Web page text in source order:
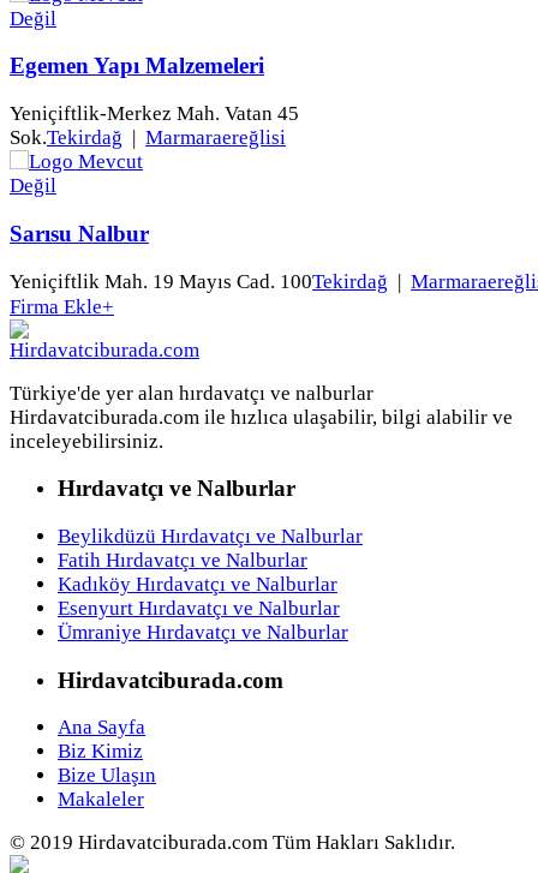
Egemen Yapı Malzemeleri
Yeniçiftlik-Merkez Mah. Vatan 45
Sok.Tekirdağ | Marmaraereğlisi
Sarısu Nalbur
Yeniçiftlik Mah. 19 Mayıs Cad. 100Tekirdağ |
Firma Ekle+
Türkiye'de yer alan hırdavatçı ve nalburlar
Hirdavatciburada.com ile hızlıca ulaşabilir, bilgi alabilir ve
inceleyebilirsiniz.
Hırdavatçı ve Nalburlar
Beylikdüzü Hırdavatçı ve Nalburlar
Fatih Hırdavatçı ve Nalburlar
Kadıköy Hırdavatçı ve Nalburlar
Esenyurt Hırdavatçı ve Nalburlar
Ümraniye Hırdavatçı ve Nalburlar
Hirdavatciburada.com
Ana Sayfa
Biz Kimiz
Bize Ulaşın
Makaleler
© 2019 Hirdavatciburada.com Tüm Hakları Saklıdır.